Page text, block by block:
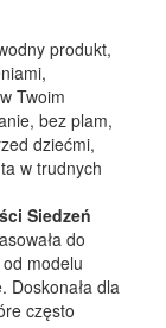
produkt,
Twoim
bez plam,
dziećmi,
w trudnych
Siedzeń
do
modelu
Doskonała dla
często